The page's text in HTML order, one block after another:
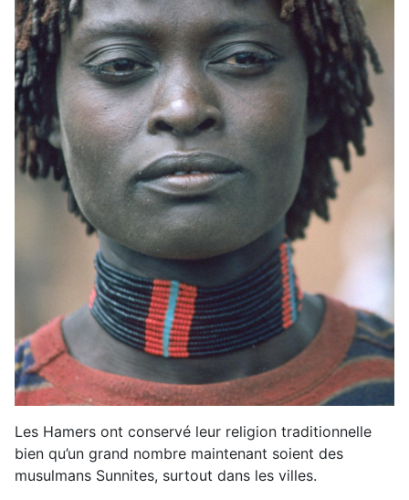
Les Hamers ont conservé leur religion traditionnelle
bien qu’un grand nombre maintenant soient des
musulmans Sunnites, surtout dans les villes.